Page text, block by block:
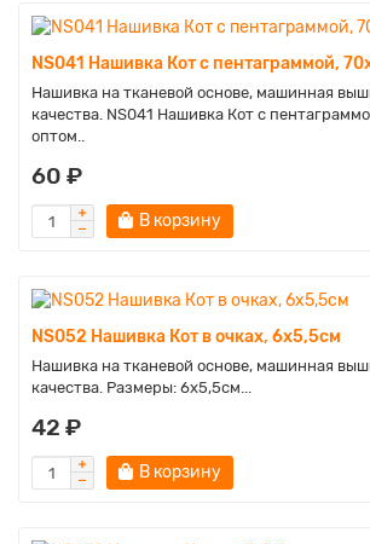
NS041 Нашивка Кот с пентаграммой,
Нашивка на тканевой основе, машинная
качества. NS041 Нашивка Кот с
оптом..
60 ₽
В корзину
NS052 Нашивка Кот в очках, 6х5,5см
Нашивка на тканевой основе, машинная
качества. Размеры: 6х5,5см...
42 ₽
В корзину